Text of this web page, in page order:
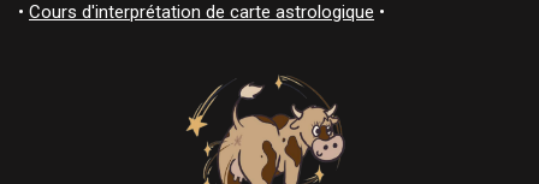
• Cours d'interprétation de carte astrologique •